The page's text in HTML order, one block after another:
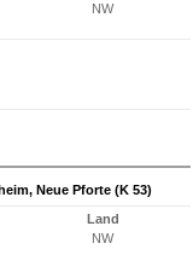
NW
Neue Pforte (K 53)
Land
NW